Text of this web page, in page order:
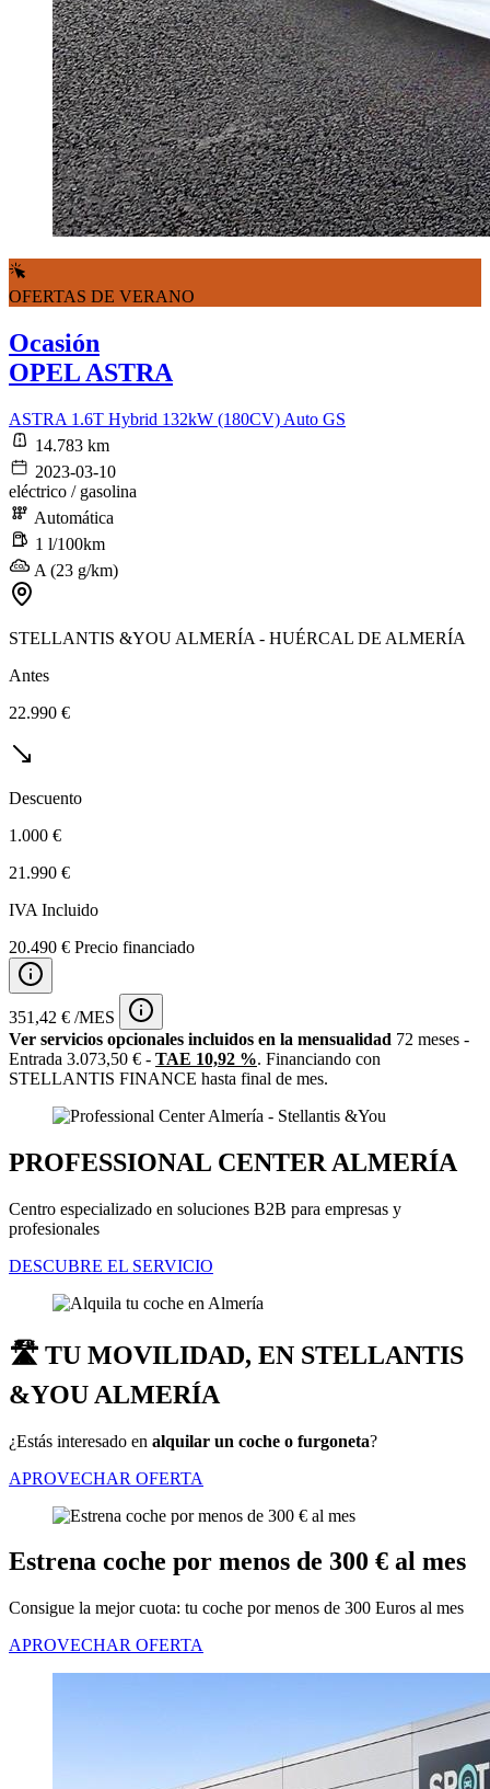
OFERTAS DE VERANO
Ocasión
OPEL ASTRA
ASTRA 1.6T Hybrid 132kW (180CV) Auto GS
14.783 km
2023-03-10
eléctrico / gasolina
Automática
1 l/100km
A (23 g/km)
STELLANTIS &YOU ALMERÍA - HUÉRCAL DE ALMERÍA
Antes
22.990 €
Descuento
1.000 €
21.990 €
IVA Incluido
20.490 € Precio financiado
351,42 € /MES
Ver servicios opcionales incluidos en la mensualidad 72 meses -
Entrada 3.073,50 € - TAE 10,92 %. Financiando con
STELLANTIS FINANCE hasta final de mes.
PROFESSIONAL CENTER ALMERÍA
Centro especializado en soluciones B2B para empresas y
profesionales
DESCUBRE EL SERVICIO
🛣️ TU MOVILIDAD, EN STELLANTIS
&YOU ALMERÍA
¿Estás interesado en alquilar un coche o furgoneta?
APROVECHAR OFERTA
Estrena coche por menos de 300 € al mes
Consigue la mejor cuota: tu coche por menos de 300 Euros al mes
APROVECHAR OFERTA